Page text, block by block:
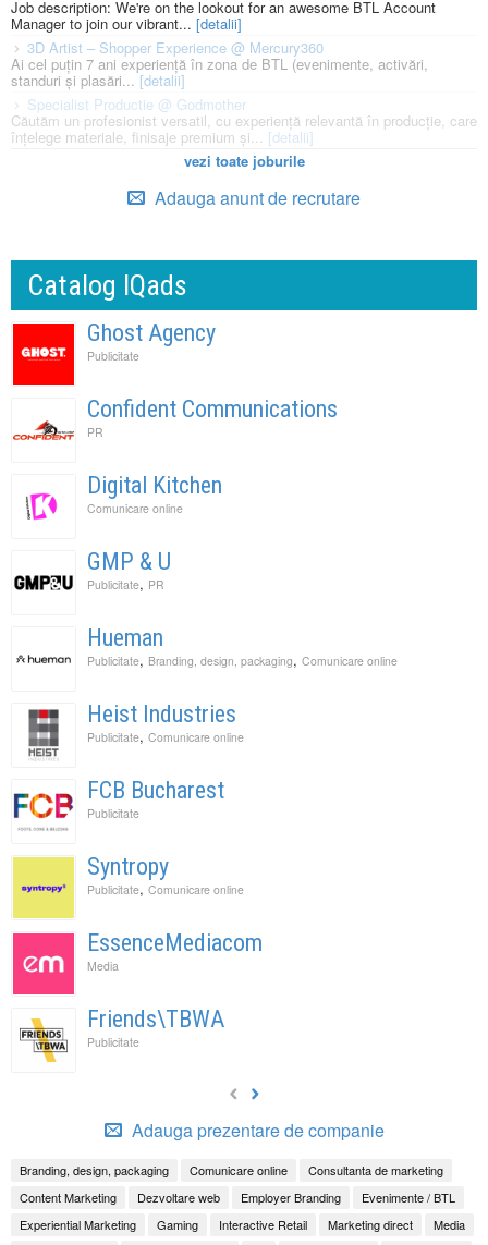
Job description: We're on the lookout for an awesome BTL Account
Manager to join our vibrant... [detalii]
3D Artist – Shopper Experience @ Mercury360
Ai cel puțin 7 ani experiență în zona de BTL (evenimente, activări,
standuri și plasări...[detalii]
Specialist Productie @ Godmother
Căutăm un profesionist versatil, cu experiență relevantă în producție, care
înțelege materiale, finisaje premium și... [detalii]
vezi toate joburile
Adauga anunt de recrutare
Catalog IQads
Ghost Agency
Publicitate
Confident Communications
PR
Digital Kitchen
Comunicare online
GMP & U
Publicitate, PR
Hueman
Publicitate, Branding, design, packaging, Comunicare online
Heist Industries
Publicitate, Comunicare online
FCB Bucharest
Publicitate
Syntropy
Publicitate, Comunicare online
EssenceMediacom
Media
Friends\TBWA
Publicitate
Adauga prezentare de companie
Branding, design, packaging Comunicare online
Consultanta de marketing
Content Marketing
Dezvoltare web Employer Branding
Evenimente / BTL
Experiential Marketing
Gaming Interactive Retail Marketing direct
Media